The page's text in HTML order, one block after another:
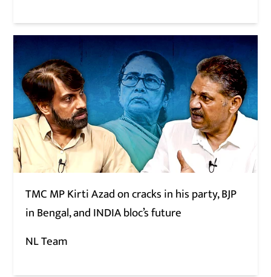
TMC MP Kirti Azad on cracks in his party, BJP
in Bengal, and INDIA bloc’s future
NL Team